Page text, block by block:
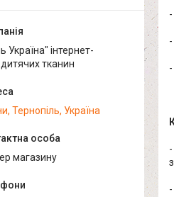
Україна" інтернет-
тканин
Тернопіль, Україна
магазину